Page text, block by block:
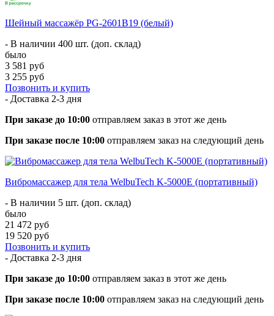
Шейный массажёр PG-2601B19 (белый)
- В наличии 400 шт. (доп. склад)
было
3 581 руб
3 255 руб
Позвонить и купить
- Доставка 2-3 дня
При заказе до 10:00 отправляем заказ в этот же день
При заказе после 10:00 отправляем заказ на следующий день
Вибромассажер для тела WelbuTech K-5000E (портативный)
- В наличии 5 шт. (доп. склад)
было
21 472 руб
19 520 руб
Позвонить и купить
- Доставка 2-3 дня
При заказе до 10:00 отправляем заказ в этот же день
При заказе после 10:00 отправляем заказ на следующий день